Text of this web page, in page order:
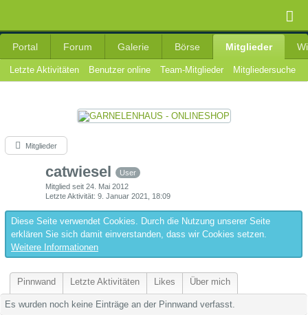
Portal Forum Galerie Börse Mitglieder
Letzte Aktivitäten Benutzer online Team-Mitglieder Mitgliedersuche
Mitglieder
catwiesel
User
Mitglied seit 24. Mai 2012
Letzte Aktivität 9. Januar 2021, 18:09
Diese Seite verwendet Cookies. Durch die Nutzung unserer Seite
erklären Sie sich damit einverstanden, dass wir Cookies setzen.
Weitere Informationen
Pinnwand Letzte Aktivitäten Likes Über mich
Es wurden noch keine Einträge an der Pinnwand verfasst.